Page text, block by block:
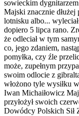
sowieckim
Majski znacznie
lotnisku albo...
dopiero 5 lipca rano.
że odleciał w tym
co, jego zdaniem,
pomyłka, czy źle
może, zupełnym
swoim odlocie z
włożono tyle wysiłku
Iwan Michaiłowicz
przyłożył swoich
Dowódcy Polskich Sił